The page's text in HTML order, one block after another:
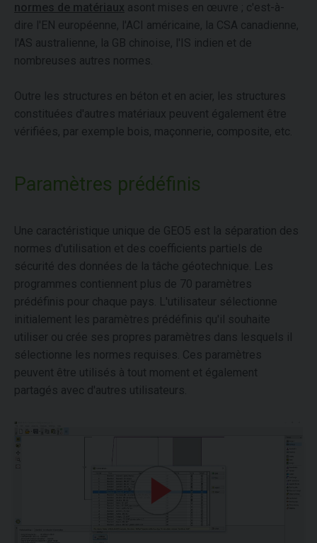
normes de matériaux asont mises en œuvre ; c'est-à-
dire l'EN européenne, l'ACI américaine, la CSA canadienne,
l'AS australienne, la GB chinoise, l'IS indien et de
nombreuses autres normes.
Outre les structures en béton et en acier, les structures
constituées d'autres matériaux peuvent également être
vérifiées, par exemple bois, maçonnerie, composite, etc.
Paramètres prédéfinis
Une caractéristique unique de GEO5 est la séparation des
normes d'utilisation et des coefficients partiels de
sécurité des données de la tâche géotechnique. Les
programmes contiennent plus de 70 paramètres
prédéfinis pour chaque pays. L'utilisateur sélectionne
initialement les paramètres prédéfinis qu'il souhaite
utiliser ou crée ses propres paramètres dans lesquels il
sélectionne les normes requises. Ces paramètres
peuvent être utilisés à tout moment et également
partagés avec d'autres utilisateurs.